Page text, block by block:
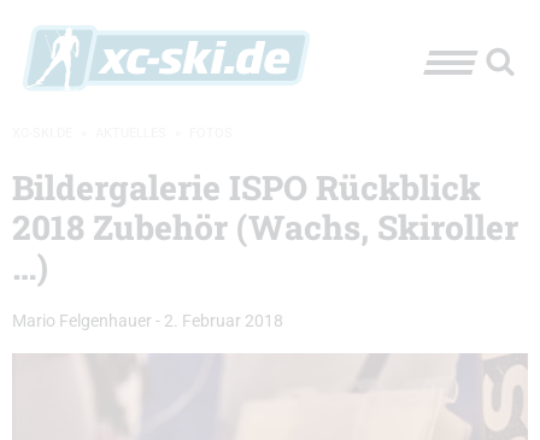
Bildergalerie ISPO Rückblick
2018 Zubehör (Wachs, Skiroller
…)
Mario Felgenhauer - 2. Februar 2018